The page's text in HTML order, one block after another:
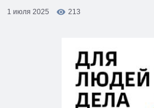
1 июля 2025
213